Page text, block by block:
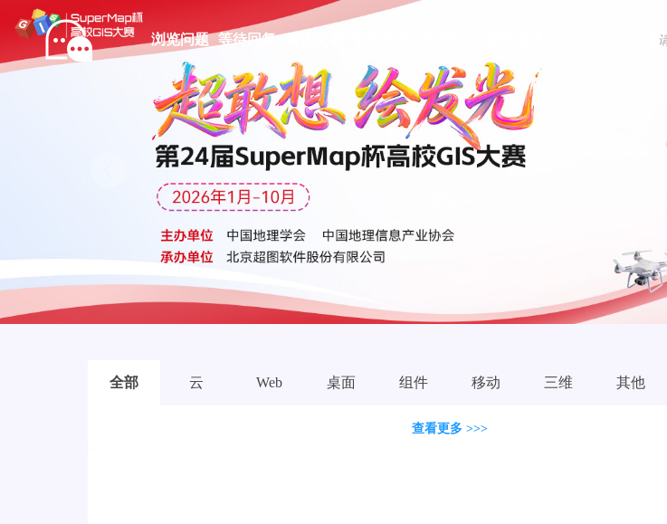
浏览问题 等待回复
全部 云 Web 桌面 组件 移动 三维 其他
查看更多 >>>